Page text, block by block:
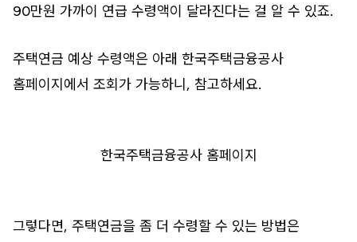
90만원 가까이 연급 수령액이 달라진다는 걸 알 수 있죠.
주택연금 예상 수령액은 아래 한국주택금융공사
홈페이지에서 조회가 가능하니, 참고하세요.
한국주택금융공사 홈페이지
그렇다면, 주택연금을 좀 더 수령할 수 있는 방법은